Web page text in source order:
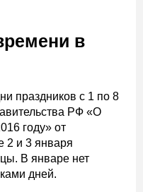
в
праздников с 1 по 8
РФ «О
году» от
2 и 3 января
В январе нет
дней.